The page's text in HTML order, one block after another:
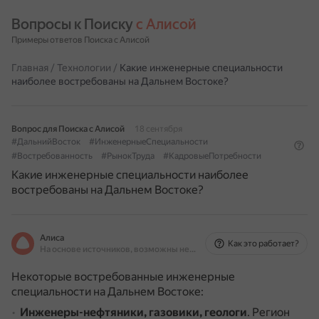
Вопросы к Поиску с Алисой
Примеры ответов Поиска с Алисой
Главная / Технологии / Какие инженерные специальности
наиболее востребованы на Дальнем Востоке?
Вопрос для Поиска с Алисой
18 сентября
#ДальнийВосток
#ИнженерныеСпециальности
#Востребованность
#РынокТруда #КадровыеПотребности
Какие инженерные специальности наиболее
востребованы на Дальнем Востоке?
Алиса
На основе источников, возможны неточности
Как это работает?
Некоторые востребованные инженерные
специальности на Дальнем Востоке:
Инженеры-нефтяники, газовики, геологи. Регион